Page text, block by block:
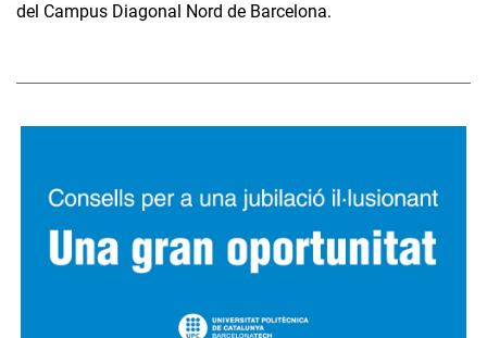
del Campus Diagonal Nord de Barcelona.